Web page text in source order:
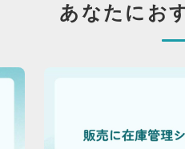
あなたにお